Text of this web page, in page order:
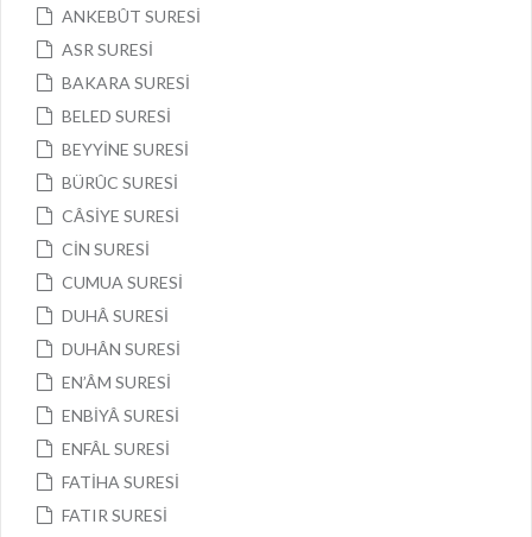
ANKEBÛT SURESİ
ASR SURESİ
BAKARA SURESİ
BELED SURESİ
BEYYİNE SURESİ
BÜRÛC SURESİ
CÂSİYE SURESİ
CİN SURESİ
CUMUA SURESİ
DUHÂ SURESİ
DUHÂN SURESİ
EN’ÂM SURESİ
ENBİYÂ SURESİ
ENFÂL SURESİ
FATİHA SURESİ
FATIR SURESİ